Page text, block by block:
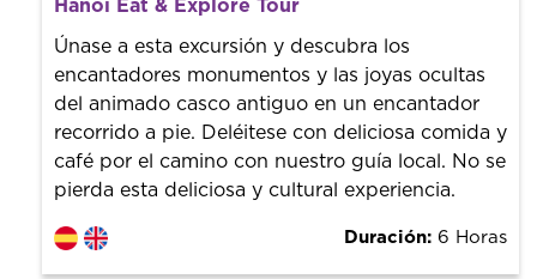
¡Reserva con nosotros! Colaboramos con los mejores
guías de la ciudad para tener el mejor precio y servicio.
Hanoi Eat & Explore Tour
Únase a esta excursión y descubra los
encantadores monumentos y las joyas ocultas
del animado casco antiguo en un encantador
recorrido a pie. Deléitese con deliciosa comida y
café por el camino con nuestro guía local. No se
pierda esta deliciosa y cultural experiencia.
Duración: 6 Horas